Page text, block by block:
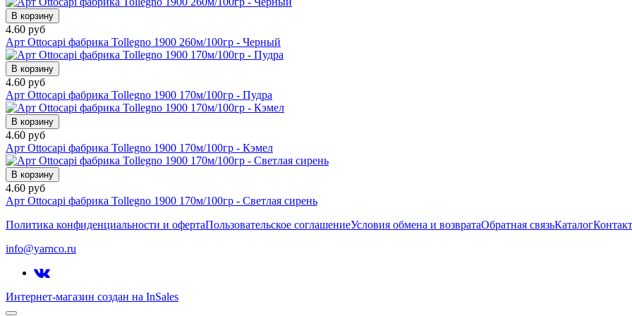
В корзину
4.60 руб
Арт Ottocapi фабрика Tollegno 1900 260м/100гр - Черный
В корзину
4.60 руб
Арт Ottocapi фабрика Tollegno 1900 170м/100гр - Пудра
В корзину
4.60 руб
Арт Ottocapi фабрика Tollegno 1900 170м/100гр - Кэмел
В корзину
4.60 руб
Арт Ottocapi фабрика Tollegno 1900 170м/100гр - Светлая сирень
Политика конфиденциальности и офертаПользовательское соглашениеУсловия обмена и возвратаОбратная связьКаталог
info@yarnco.ru
Интернет-магазин создан на InSales